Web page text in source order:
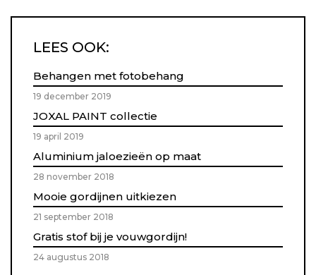
LEES OOK:
Behangen met fotobehang
19 december 2019
JOXAL PAINT collectie
19 april 2019
Aluminium jaloezieën op maat
28 november 2018
Mooie gordijnen uitkiezen
21 september 2018
Gratis stof bij je vouwgordijn!
24 augustus 2018